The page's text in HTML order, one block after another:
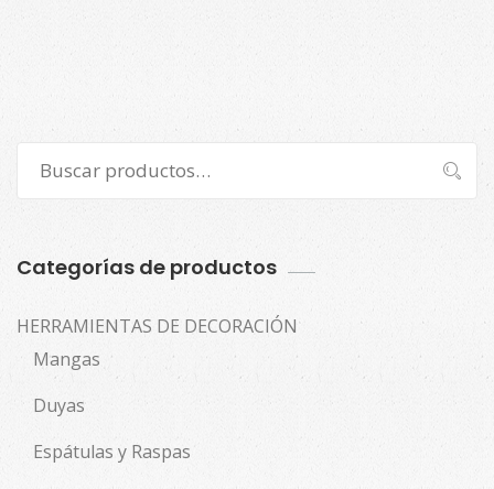
por:
Buscar
Categorías de productos
HERRAMIENTAS DE DECORACIÓN
Mangas
Duyas
Espátulas y Raspas